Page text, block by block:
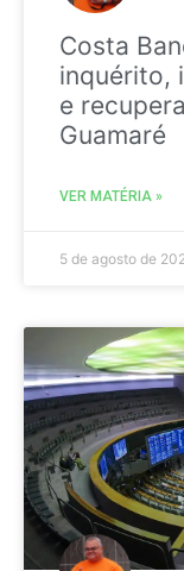
Costa
inquérito,
e
Guamaré
VER MATÉRIA »
5 de agosto de